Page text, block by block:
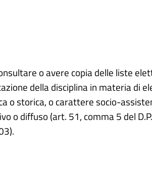
o avere copia delle liste
della disciplina in materia di
o storica, o carattere socio-
o diffuso (art. 51, comma 5 del